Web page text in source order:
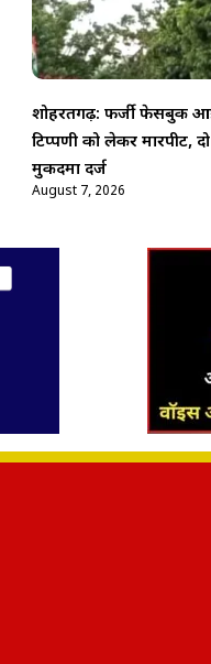
शोहरतगढ़: फर्जी फेसबुक
टिप्पणी को लेकर मारपीट,
मुकदमा दर्ज
August 7, 2026